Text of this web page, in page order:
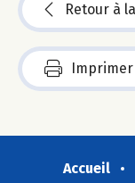
Retour à
Accueil